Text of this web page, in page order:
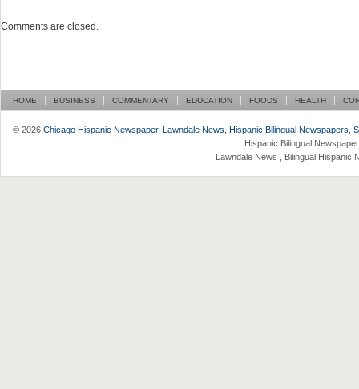
Comments are closed.
HOME BUSINESS COMMENTARY EDUCATION FOODS HEALTH
© 2026 Chicago Hispanic Newspaper, Lawndale News, Hispanic Bilingual Newspapers,
Hispanic Bilingual
Lawndale News , Bilingual Hispanic